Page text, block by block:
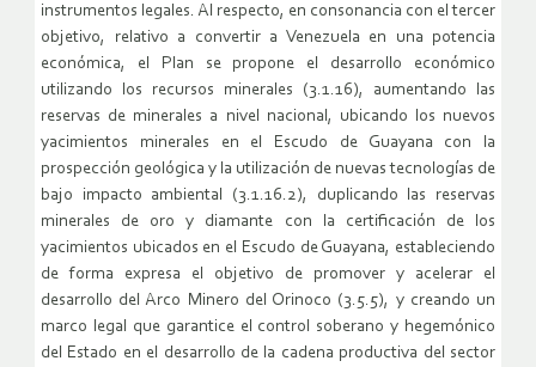
instrumentos legales. Al respecto, en consonancia con el tercer
objetivo, relativo a convertir a Venezuela en una potencia
económica, el Plan se propone el desarrollo económico
utilizando los recursos minerales (3.1.16), aumentando las
reservas de minerales a nivel nacional, ubicando los nuevos
yacimientos minerales en el Escudo de Guayana con la
prospección geológica y la utilización de nuevas tecnologías de
bajo impacto ambiental (3.1.16.2), duplicando las reservas
minerales de oro y diamante con la certificación de los
yacimientos ubicados en el Escudo de Guayana, estableciendo
de forma expresa el objetivo de promover y acelerar el
desarrollo del Arco Minero del Orinoco (3.5.5), y creando un
marco legal que garantice el control soberano y hegemónico
del Estado en el desarrollo de la cadena productiva del sector